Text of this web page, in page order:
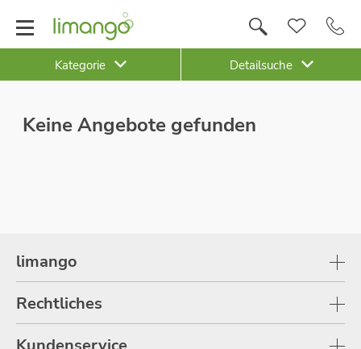
Kategorie Detailsuche
Keine Angebote gefunden
limango
Rechtliches